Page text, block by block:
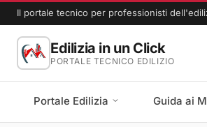
Il portale tecnico per professionisti
Edilizia in un Click
PORTALE TECNICO EDILIZIO
Portale Edilizia Guida ai